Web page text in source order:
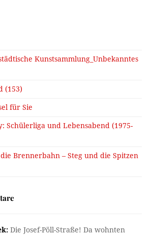
Kunstsammlung_Unbekanntes
(153)
für Sie
Schülerliga und Lebensabend (1975-
Brennerbahn – Steg und die Spitzen
Die Josef-Pöll-Straße! Da wohnten